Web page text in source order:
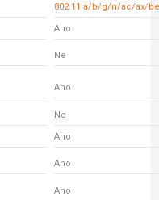
802.11 a/b/g/n/ac/ax/be
Ano
Ne
Ano
Ne
Ano
Ano
Ano